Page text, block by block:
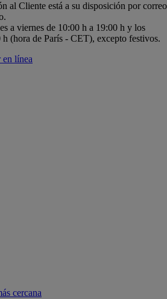
al Cliente está a su disposición por correo
a viernes de 10:00 h a 19:00 h y los
h (hora de París - CET), excepto festivos.
en línea
cercana